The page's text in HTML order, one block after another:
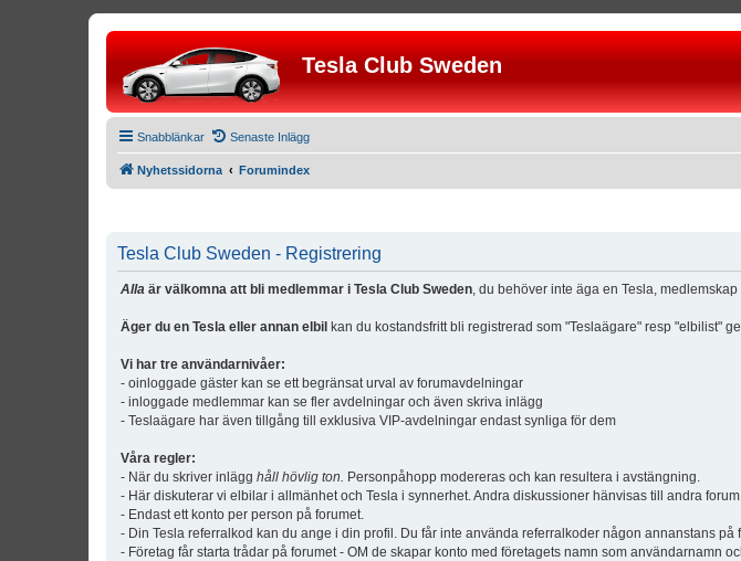
Tesla Club Sweden
Snabblänkar Senaste Inlägg
Nyhetssidorna Forumindex
Tesla Club Sweden - Registrering
Alla är välkomna att bli medlemmar i Tesla Club Sweden , du behöver inte äga en Tesla, medlemskap
Äger du en Tesla eller annan elbil kan du kostandsfritt bli registrerad som "Teslaägare" resp "elbilist"
Vi har tre användarnivåer:
- oinloggade gäster kan se ett begränsat urval av forumavdelningar
- inloggade medlemmar kan se fler avdelningar och även skriva inlägg
- Teslaägare har även tillgång till exklusiva VIP-avdelningar endast synliga för dem
Våra regler:
- När du skriver inlägg håll hövlig ton. Personpåhopp modereras och kan resultera i avstängning.
- Här diskuterar vi elbilar i allmänhet och Tesla i synnerhet. Andra diskussioner hänvisas till andra forum.
- Endast ett konto per person på forumet.
- Din Tesla referralkod kan du ange i din profil. Du får inte använda referralkoder någon annanstans på
- Företag får starta trådar på forumet - OM de skapar konto med företagets namn som användarnamn